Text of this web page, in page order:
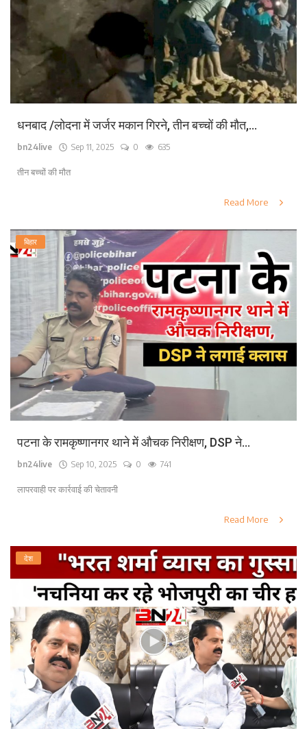
धनबाद /लोदना में जर्जर मकान गिरने, तीन बच्चों की मौत,...
bn24live Sep 11, 2025 0 635
तीन बच्चों की मौत
Read More
बिहार
पटना के रामकृष्णानगर थाने में औचक निरीक्षण, DSP ने...
bn24live Sep 10, 2025 0 741
लापरवाही पर कार्रवाई की चेतावनी
Read More
देश